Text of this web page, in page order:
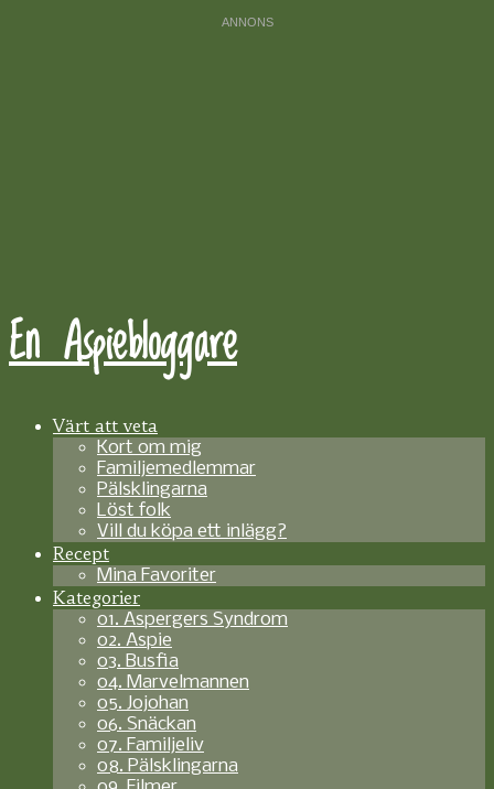
En Aspiebloggare
Värt att veta
Kort om mig
Familjemedlemmar
Pälsklingarna
Löst folk
Vill du köpa ett inlägg?
Recept
Mina Favoriter
Kategorier
01. Aspergers Syndrom
02. Aspie
03. Busfia
04. Marvelmannen
05. Jojohan
06. Snäckan
07. Familjeliv
08. Pälsklingarna